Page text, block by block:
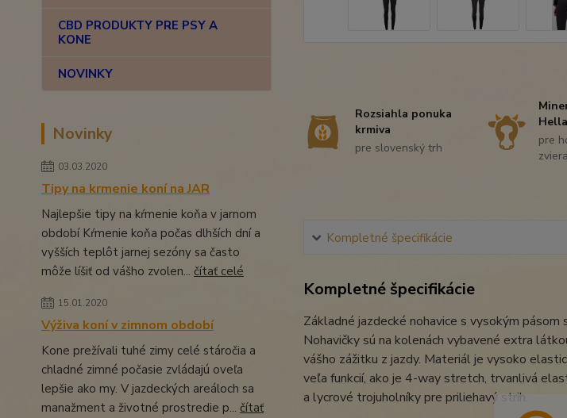
CBD PRODUKTY PRE PSY A
KONE
NOVINKY
Novinky
03.03.2020
Tipy na krmenie koní na JAR
Najlepšie tipy na kŕmenie koňa v jarnom
období Kŕmenie koňa počas dlhších dní a
vyšších teplôt jarnej sezóny sa často
môže líšiť od vášho zvolen... čítať celé
15.01.2020
Výživa koní v zimnom období
Kone prežívali tuhé zimy celé stáročia a
chladné zimné počasie zvládajú oveľa
lepšie ako my. V jazdeckých areáloch sa
manažment a životné prostredie p... čítať
Rozsiahla ponuka
krmiva
pre slovenský trh
pre
Kompletné špecifikácie
Kompletné špecifikácie
Základné jazdecké nohavice s vysokým
Nohavičky sú na kolenách vybavené extra
vášho zážitku z jazdy. Materiál je vysoko
veľa funkcií, ako je 4-way stretch, trvanlivá
a lycrové trojuholníky pre priliehavý strih.